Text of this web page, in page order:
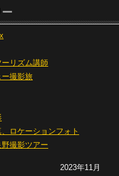
ーリズム講師
ー撮影旅
ロケーションフォト
撮影ツアー
2023年11月